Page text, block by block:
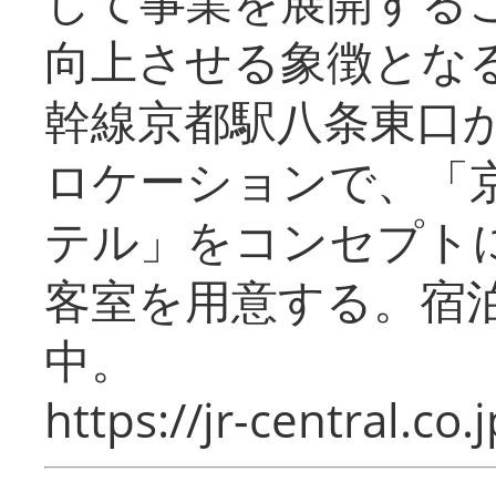
向上させる象徴とな
幹線京都駅八条東口
ロケーションで、「
テル」をコンセプト
客室を用意する。宿
中。
https://jr-